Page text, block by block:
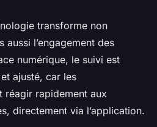
transforme non
aussi l’engagement des
numérique, le suivi est
ajusté, car les
réagir rapidement aux
directement via l’application.